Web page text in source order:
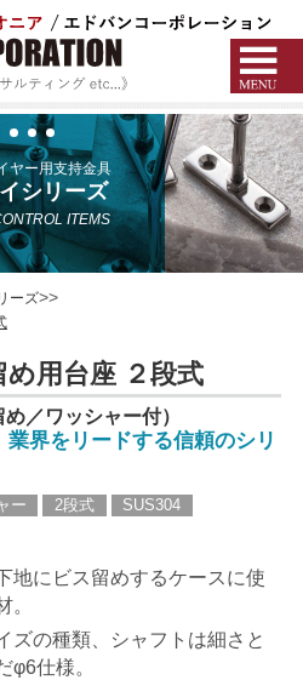
ヤー用支持金具
シリーズ
ITEMS
ーズ
用台座 ２段式
／ワッシャー付）
界をリードする信頼のシリ
ー 2段式
SUS304
地にビス留めするケースに使
。
ズの種類、シャフトは細さと
φ6仕様。